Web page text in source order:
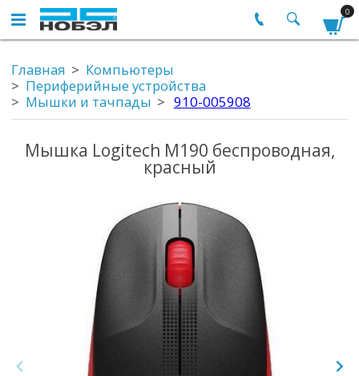
0
Главная
Компьютеры
Периферийные устройства
Мышки и тачпады
910-005908
Мышка Logitech M190 беспроводная,
красный